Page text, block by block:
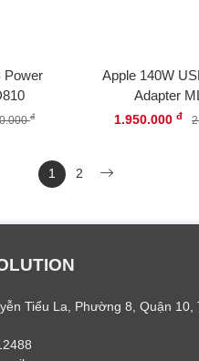
Power
đ
Apple 140W
Adapter
1.950.000 đ
1 2
Tiểu La, Phường 8, Quận 10,